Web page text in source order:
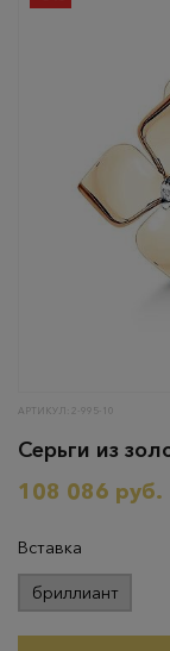
АРТИКУЛ: 2-995-10
Серьги из
108 086 руб.
Вставка
бриллиант